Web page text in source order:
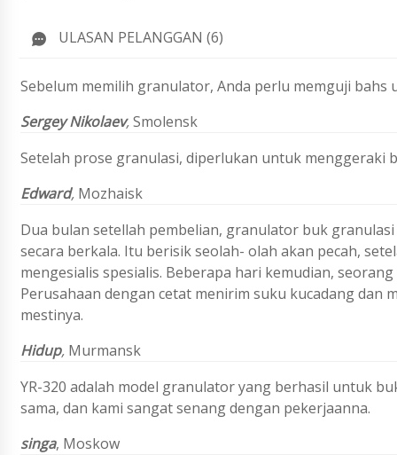
ULASAN PELANGGAN (6)
Sebelum memilih granulator, Anda perlu memguji
Sergey Nikolaev,Smolensk
Setelah prose granulasi, diperlukan untuk menggeraki
Edward, Mozhaisk
Dua bulan setellah pembelian, granulator buk
secara berkala. Itu berisik seolah- olah akan pecah,
mengesialis spesialis. Beberapa hari kemudian,
Perusahaan dengan cetat menirim suku kucadang dan
mestinya.
Hidup, Murmansk
YR-320 adalah model granulator yang berhasil untuk
sama, dan kami sangat senang dengan pekerjaanna.
singa, Moskow